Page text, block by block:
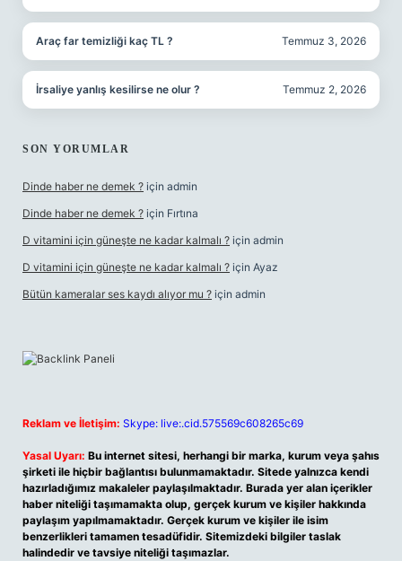
Araç far temizliği kaç TL ? Temmuz 3, 2026
İrsaliye yanlış kesilirse ne olur ? Temmuz 2, 2026
SON YORUMLAR
Dinde haber ne demek ? için admin
Dinde haber ne demek ? için Fırtına
D vitamini için güneşte ne kadar kalmalı ? için admin
D vitamini için güneşte ne kadar kalmalı ? için Ayaz
Bütün kameralar ses kaydı alıyor mu ? için admin
Reklam ve İletişim: Skype: live:.cid.575569c608265c69
Yasal Uyarı: Bu internet sitesi, herhangi bir marka, kurum veya şahıs
şirketi ile hiçbir bağlantısı bulunmamaktadır. Sitede yalnızca kendi
hazırladığımız makaleler paylaşılmaktadır. Burada yer alan içerikler
haber niteliği taşımamakta olup, gerçek kurum ve kişiler hakkında
paylaşım yapılmamaktadır. Gerçek kurum ve kişiler ile isim
benzerlikleri tamamen tesadüfidir. Sitemizdeki bilgiler taslak
halindedir ve tavsiye niteliği taşımazlar.